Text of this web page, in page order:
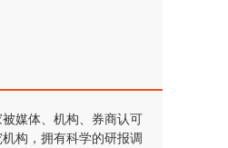
媒体、机构、券商认可
构，拥有科学的研报调